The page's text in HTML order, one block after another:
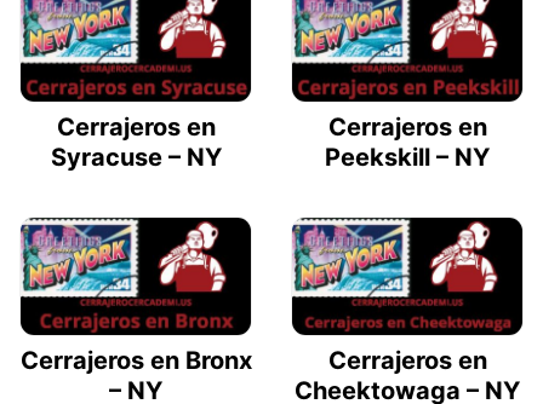
Cerrajeros en
Syracuse – NY
Cerrajeros en
Peekskill – NY
Cerrajeros en Bronx
– NY
Cerrajeros en
Cheektowaga – NY